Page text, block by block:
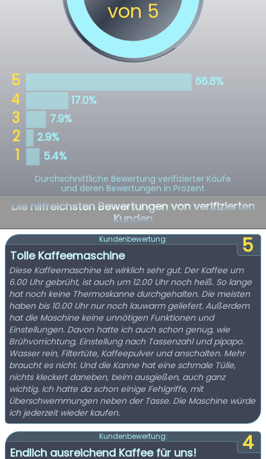
Durchschnittliche Bewertung verifizierter Käufe
und deren Bewertungen in Prozent
Die hilfreichsten Bewertungen von verifizierten
Kunden
5
Kundenbewertung:
Tolle Kaffeemaschine
Diese Kaffeemaschine ist wirklich sehr gut. Der Kaffee um
6.00 Uhr gebrüht, ist auch um 12.00 Uhr noch heiß. So lange
hat noch keine Thermoskanne durchgehalten. Die meisten
haben bis 10.00 Uhr nur noch lauwarm geliefert. Außerdem
hat die Maschine keine unnötigen Funktionen und
Einstellungen. Davon hatte ich auch schon genug, wie
Brühvorrichtung, Einstellung nach Tassenzahl und pipapo.
Wasser rein, Filtertüte, Kaffeepulver und anschalten. Mehr
braucht es nicht. Und die Kanne hat eine schmale Tülle,
nichts kleckert daneben, beim ausgießen, auch ganz
wichtig. Ich hatte da schon einige Fehlgriffe, mit
Überschwemmungen neben der Tasse. Die Maschine würde
ich jederzeit wieder kaufen.
4
Kundenbewertung:
Endlich ausreichend Kaffee für uns!